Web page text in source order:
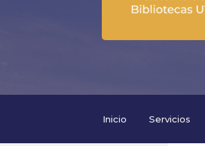
Inicio Servicios